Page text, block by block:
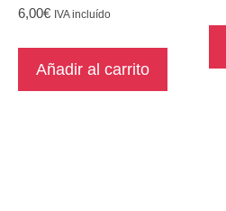
6,00€ IVA incluído
Añadir al carrito